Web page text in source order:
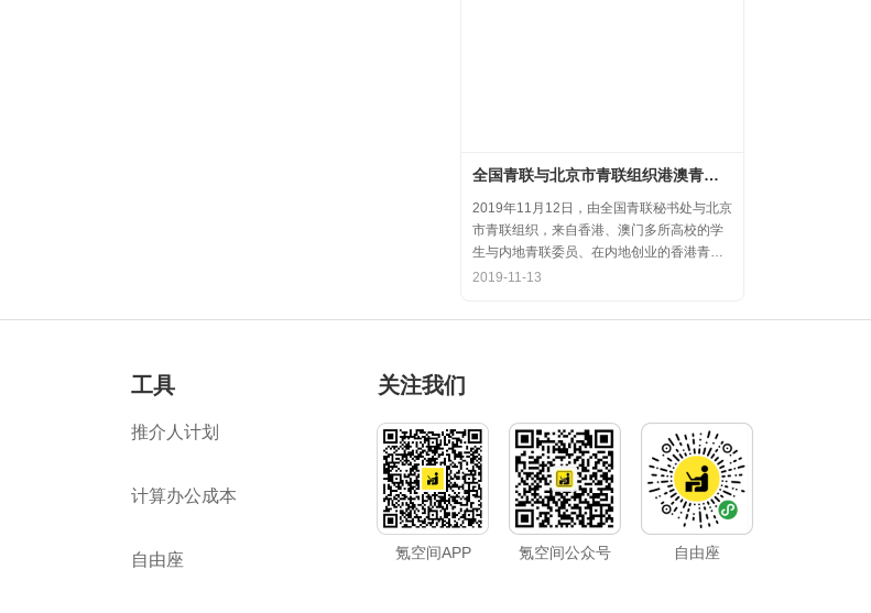
全国青联与北京市青联组织港澳青年代表参访氪空间
2019年11月12日，由全国青联秘书处与北京
市青联组织，来自香港、澳门多所高校的学
生与内地青联委员、在内地创业的香港青年
代表，围绕“融入国家大发展，拥抱创业新天
香港优秀创业代表的分享交流会，交流结束
2019-11-13
工具
推介人计划
计算办公成本
自由座
关注我们
氪空间APP 氪空间公众号 自由座